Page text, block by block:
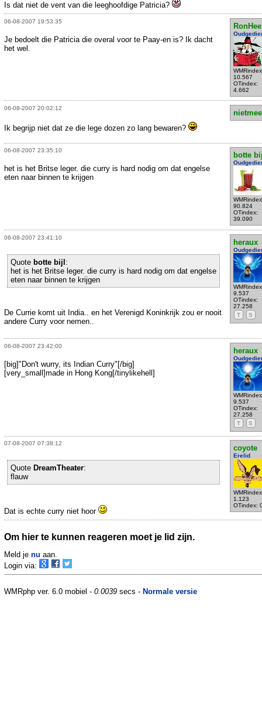
Is dat niet de vent van die leeghoofdige Patricia?
06-08-2007 19:53:35
RonHee
10.567
OTindex:
4.662
Je bedoelt die Patricia die overal voor te Paay-en is? Ik dacht
het wel.
06-08-2007 20:02:12
Ik begrijp niet dat ze die lege dozen zo lang bewaren?
06-08-2007 23:35:10
botte
90.824
OTindex:
39.090
het is het Britse leger. die curry is hard nodig om dat engelse
eten naar binnen te krijgen
06-08-2007 23:41:10
heraux
9.537
OTindex:
27.258
T
S
Quote botte bijl:
het is het Britse leger. die curry is hard nodig om dat engelse
eten naar binnen te krijgen
De Currie komt uit India.. en het Verenigd Koninkrijk zou er nooit
andere Curry voor nemen..
06-08-2007 23:42:00
heraux
9.537
OTindex:
27.258
T
S
[big]"Don't wurry, its Indian Curry"[/big]
[very_small]made in Hong Kong[/tinylikehell]
07-08-2007 07:38:12
coyote
Erelid
1.123
OTindex:
Quote DreamTheater:
flauw
Dat is echte curry niet hoor
Om hier te kunnen reageren moet je lid zijn.
Meld je nu aan.
Login via:
WMRphp ver. 6.0 mobiel - 0.0039 secs - Normale versie